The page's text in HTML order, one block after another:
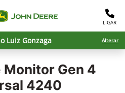
LIGAR
Luiz Gonzaga Alterar
Monitor Gen 4
4240